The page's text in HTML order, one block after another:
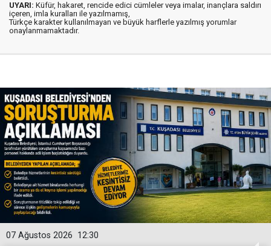
UYARI: Küfür, hakaret, rencide edici cümleler veya imalar, inançlara saldırı
içeren, imla kuralları ile yazılmamış,
Türkçe karakter kullanılmayan ve büyük harflerle yazılmış yorumlar
onaylanmamaktadır.
12:30
07 Ağustos 2026